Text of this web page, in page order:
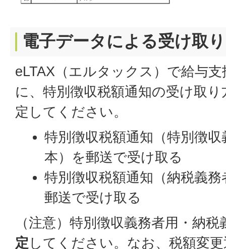
電子データによる受け取
eLTAX（エルタックス）で給与
に、特別徴収税額通知の受け取
定してください。
特別徴収税額通知（特別徴
本）を郵送で受け取る
特別徴収税額通知（納税義
郵送で受け取る
（注意）特別徴収義務者用・納
定 してください。なお、税額変